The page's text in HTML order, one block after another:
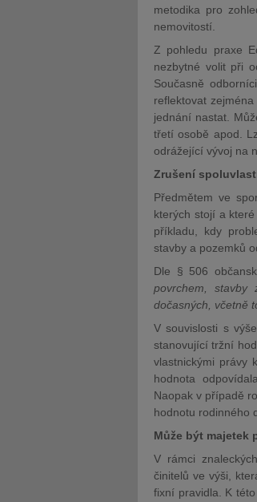
metodika pro
nemovitostí.
Z pohledu praxe
nezbytné volit při
Současně
reflektovat
jednání nastat.
třetí osobě apod.
odrážející vývoj na
Zrušení
Předmětem ve
kterých stojí a
příkladu, kdy
stavby a pozemků
Dle § 506
povrchem, stavby
dočasných, včetně
V souvislosti s
stanovující tržní
vlastnickými právy
hodnota
Naopak v případě
hodnotu rodinného
Může být majetek
V rámci
činitelů ve výši,
fixní pravidla. K